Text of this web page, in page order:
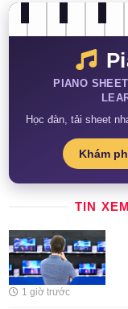
PIANO
Học đàn, tải sheet
Khám
TIN
1 giờ trước